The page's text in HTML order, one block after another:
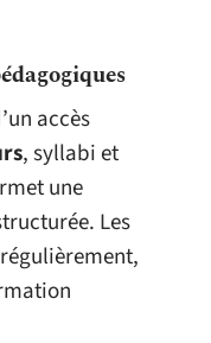
accès
, syllabi et
une
Les